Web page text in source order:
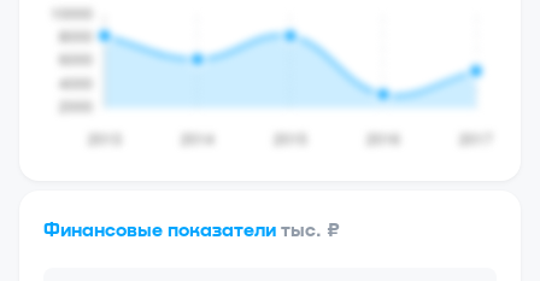
Финансовые показатели тыс. ₽